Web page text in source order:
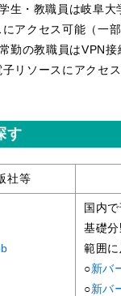
生・教職員は岐阜
にアクセス可能（一
勤の教職員はVPN
リソースにアクセス
す
社等
国内
基礎
範囲に
○新バ
○新バ